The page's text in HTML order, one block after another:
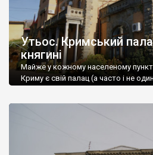
Утьос. Кримський
княгині
Майже у кожному населеному
Криму є свій палац (а часто і не